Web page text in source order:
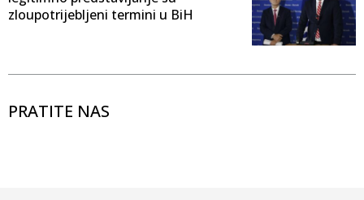
zloupotrijebljeni termini u BiH
PRATITE NAS